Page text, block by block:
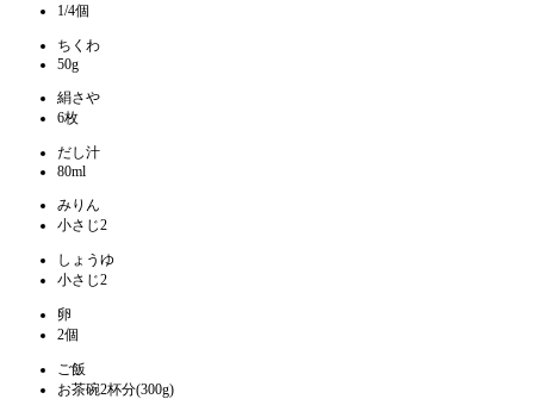
1/4個
ちくわ
50g
絹さや
6枚
だし汁
80ml
みりん
小さじ2
しょうゆ
小さじ2
卵
2個
ご飯
お茶碗2杯分(300g)